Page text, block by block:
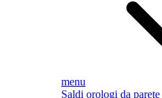
menu
Saldi orologi da parete